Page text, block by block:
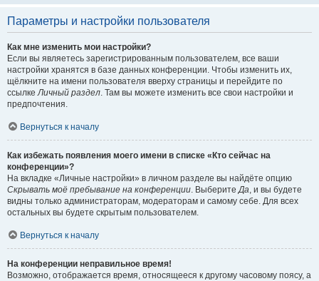
Параметры и настройки пользователя
Как мне изменить мои настройки?
Если вы являетесь зарегистрированным пользователем, все ваши
настройки хранятся в базе данных конференции. Чтобы изменить их,
щёлкните на имени пользователя вверху страницы и перейдите по
ссылкеЛичный раздел. Там вы можете изменить все свои настройки и
предпочтения.
Вернуться к началу
Как избежать появления моего имени в списке «Кто сейчас на
конференции»?
На вкладке «Личные настройки» в личном разделе вы найдёте опцию
Скрывать моё пребывание на конференции. ВыберитеДа, и вы будете
видны только администраторам, модераторам и самому себе. Для всех
остальных вы будете скрытым пользователем.
Вернуться к началу
На конференции неправильное время!
Возможно, отображается время, относящееся к другому часовому поясу, а